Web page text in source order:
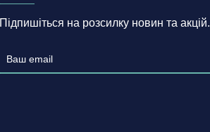
Підпишіться на розсилку новин та акцій.